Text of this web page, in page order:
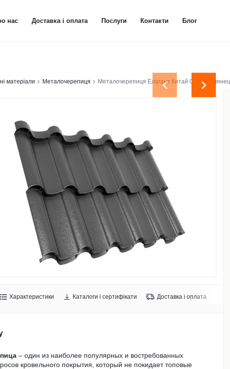
нас Доставка і оплата Послуги Контакти Блог
матеріали Металочерепиця Металочерепиця Елагант Китай 0,40мм
Характеристики Каталоги і сертифікати Доставка і оплата
– один из наиболее популярных и востребованных
кровельного покрытия, который не покидает топовые